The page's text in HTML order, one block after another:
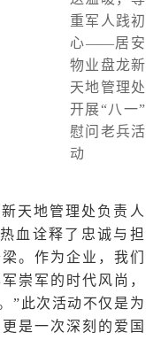
天地管理处负责人
血诠释了忠诚与担
。作为企业，我们
崇军的时代风尚，
”此次活动不仅是为
是一次深刻的爱国